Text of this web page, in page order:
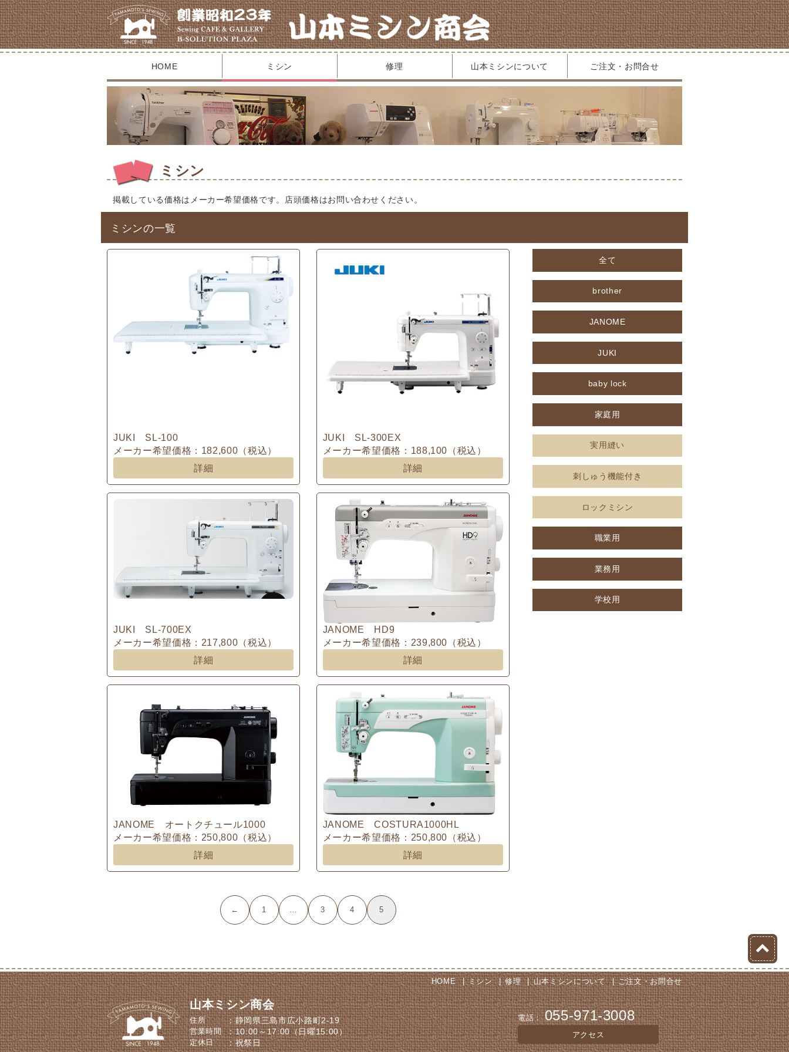
HOME ミシン 修理 山本ミシンについて ご注文・お問合せ
ミシン
掲載している価格はメーカー希望価格です。店頭価格はお問い合わせください。
ミシンの一覧
JUKI SL-100
メーカー希望価格：182,600（税込）
詳細
JUKI SL-300EX
メーカー希望価格：188,100（税込）
詳細
JUKI SL-700EX
メーカー希望価格：217,800（税込）
詳細
JANOME HD9
メーカー希望価格：239,800（税込）
詳細
JANOME オートクチュール1000
メーカー希望価格：250,800（税込）
詳細
JANOME COSTURA1000HL
メーカー希望価格：250,800（税込）
詳細
← 1 3 4 5
全て
brother
JANOME
JUKI
baby lock
家庭用
実用縫い
刺しゅう機能付き
ロックミシン
職業用
業務用
学校用
HOME ミシン 修理 山本ミシンについて ご注文・お問合せ
山本ミシン商会
住所 静岡県三島市広小路町2-19
営業時間 10:00～17:00（日曜15:00）
定休日 祝祭日
電話： 055-971-3008
アクセス